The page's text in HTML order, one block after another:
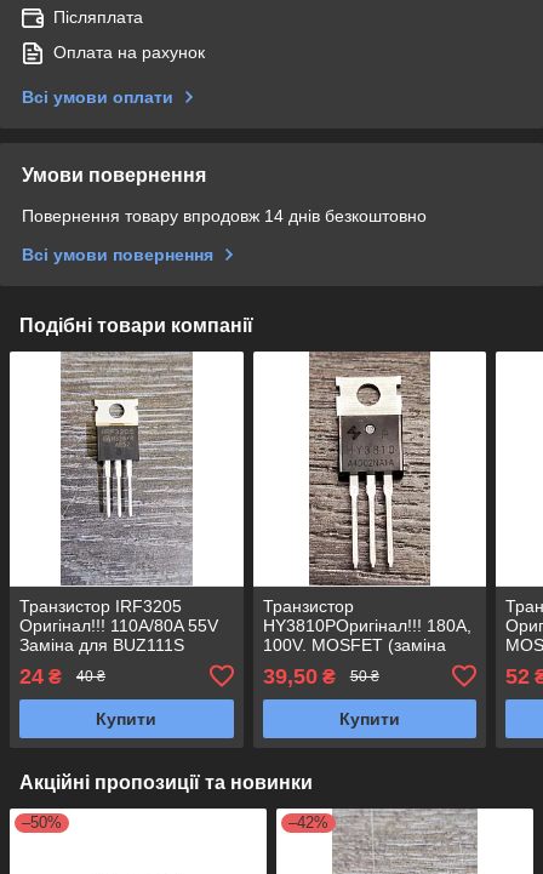
Післяплата
Оплата на рахунок
Всі умови оплати
Умови повернення
Повернення товару впродовж 14 днів безкоштовно
Всі умови повернення
Подібні товари компанії
Транзистор IRF3205
Оригінал!!! 110A/80A 55V
Заміна для BUZ111S
HY1906, HY1906P TO-220
24 ₴ 40 ₴
Купити
Транзистор
HY3810PОригінал!!! 180A,
100V. MOSFET (заміна
корпус TO-220
39,50₴ 50 ₴
Купити
52
Акційні пропозиції та новинки
–50% –42%